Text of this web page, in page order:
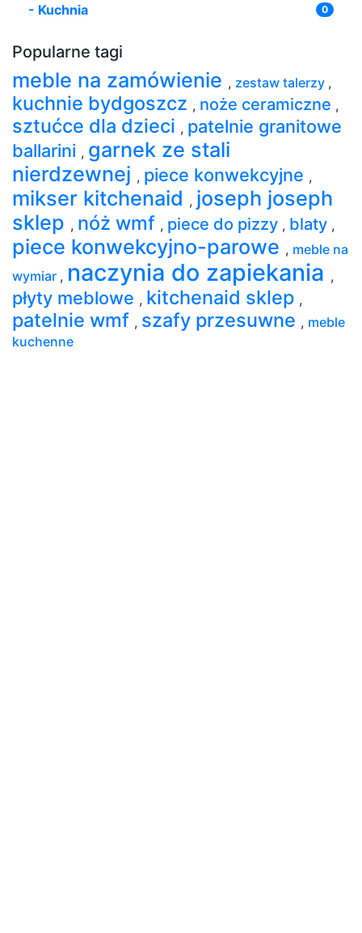
- Kuchnia 0
Popularne tagi
meble na zamówienie , zestaw talerzy ,
kuchnie bydgoszcz , noże ceramiczne ,
sztućce dla dzieci , patelnie granitowe
ballarini , garnek ze stali
nierdzewnej , piece konwekcyjne ,
mikser kitchenaid , joseph joseph
sklep , nóż wmf , piece do pizzy , blaty ,
piece konwekcyjno-parowe , meble na
wymiar , naczynia do zapiekania ,
płyty meblowe , kitchenaid sklep ,
patelnie wmf , szafy przesuwne , meble
kuchenne